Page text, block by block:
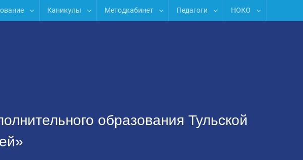
Каникулы Методкабинет Педагоги НОКО
образования Тульской